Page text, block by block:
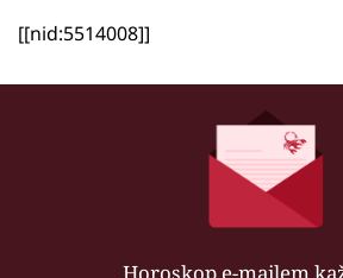
[[nid:5514008]]